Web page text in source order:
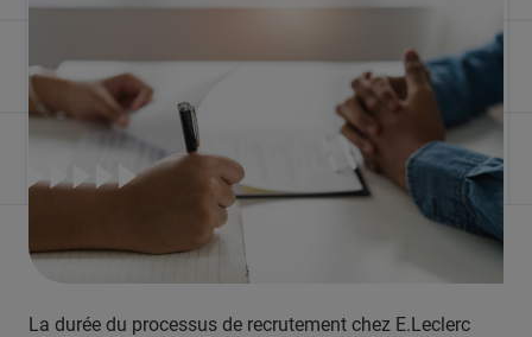
La durée du processus de recrutement chez E.Leclerc